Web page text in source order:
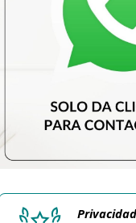
Privacidad